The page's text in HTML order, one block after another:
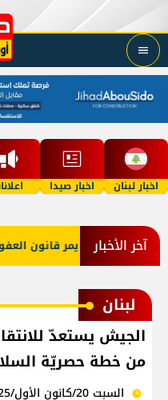
اخبار لبنان اخبار صيدا
آخر الأخبار
على أن يمر قانون العفو
لبنان
الجيش يستعدّ
من خطة حصريّة
السبت 20/كانون الأول/2025 - 07:12 ص